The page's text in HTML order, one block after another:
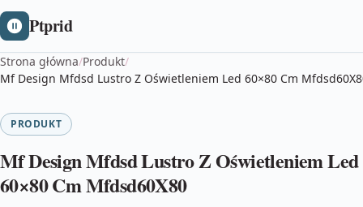
Ptprid
Strona główna/Produkt/
Mf Design Mfdsd Lustro Z Oświetleniem Led 60×80 Cm
PRODUKT
Mf Design Mfdsd Lustro Z Oświetleniem Led
60×80 Cm Mfdsd60X80